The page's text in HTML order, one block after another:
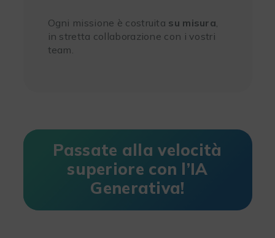
Ogni missione è costruita su misura
in stretta collaborazione con i vostri
team.
Passate alla velocità
superiore con l’IA
Generativa!